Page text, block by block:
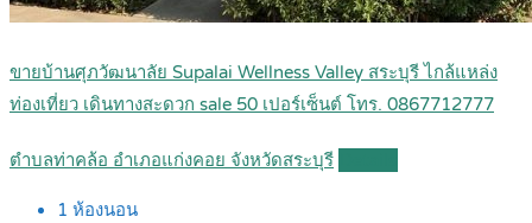
ขายบ้านศุภวัฒนาลัย Supalai Wellness Valley สระบุรี ไกล้แหล่ง
ท่องเที่ยว เดินทางสะดวก sale 50 เปอร์เซ็นต์ โทร. 0867712777
ตำบลท่าคล้อ อำเภอแก่งคอย จังหวัดสระบุรี
1 ห้องนอน